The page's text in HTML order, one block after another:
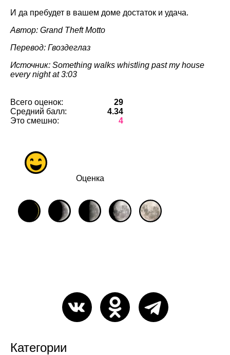
И да пребудет в вашем доме достаток и удача.
Автор: Grand Theft Motto
Перевод: Гвоздеглаз
Источник: Something walks whistling past my house
every night at 3:03
Всего оценок:
29
Средний балл:
4.34
Это смешно:
4
Оценка
Категории